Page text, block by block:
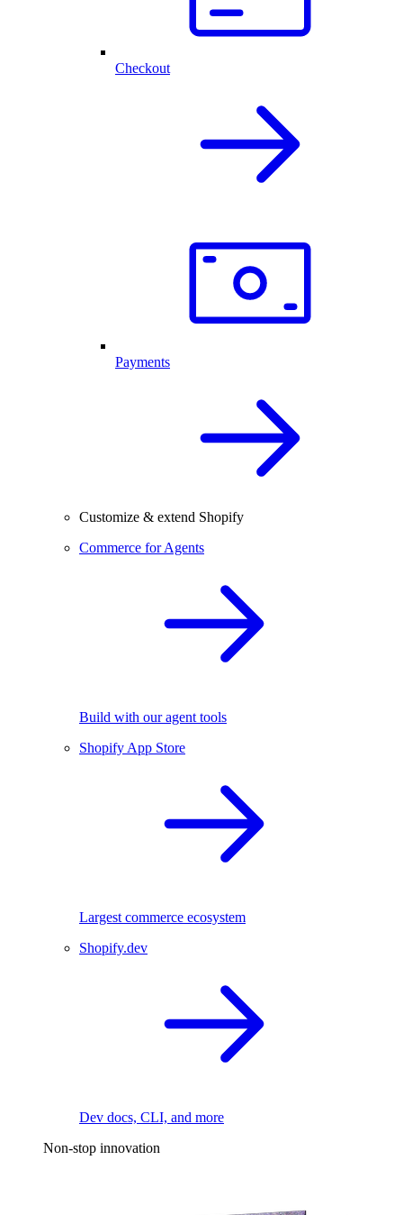
Checkout
Payments
Customize & extend Shopify
Commerce for Agents
Build with our agent tools
Shopify App Store
Largest commerce ecosystem
Shopify.dev
Dev docs, CLI, and more
Non-stop innovation